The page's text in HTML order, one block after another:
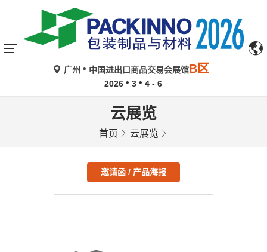
广州 中国进出口商品交易会展馆B区
2026 3 4 - 6
云展览
首页 云展览
邀请函 / 产品海报